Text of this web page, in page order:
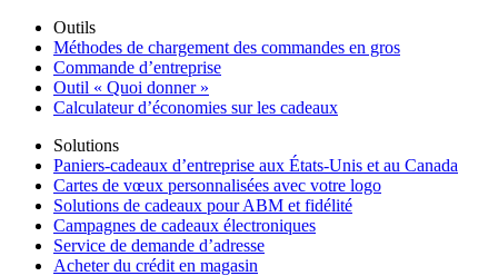
Outils
Méthodes de chargement des commandes en gros
Commande d’entreprise
Outil « Quoi donner »
Calculateur d’économies sur les cadeaux
Solutions
Paniers-cadeaux d’entreprise aux États-Unis et au Canada
Cartes de vœux personnalisées avec votre logo
Solutions de cadeaux pour ABM et fidélité
Campagnes de cadeaux électroniques
Service de demande d’adresse
Acheter du crédit en magasin